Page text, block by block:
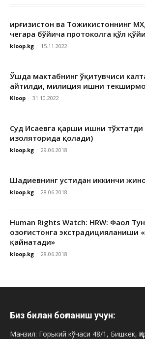
Қирғизистон ва Тожикистоннинг
чегара бўйича протоколга қўл
kloop.kg - 15.11.2022
Ўшда мактабнинг ўқитувчиси
айтилди, милиция ишни
Kloop - 31.10.2022
Суд Исаевга қарши ишни тўхтатди
изоляторида қолади)
kloop.kg - 29.06.2018
Шадиевнинг устидан иккинчи
kloop.kg - 28.06.2018
Human Rights Watch: HRW: Фаол
Қозоғистонга экстрадицияланиши
қайнатади»
kloop.kg - 28.06.2018
Биз билан боғланиш учун:
Манзил: Горький кўчаси 48/1, Бишкек,